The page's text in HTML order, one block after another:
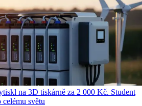
na 3D tiskárně za 2 000 Kč. Student
světu